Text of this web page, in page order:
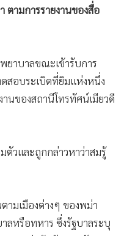
ตามการรายงานของสื่อ
ยาบาลขณะเข้ารับการ
สอบระเบิดที่ยิมแห่งหนึ่ง
านของสถานีโทรทัศน์เมียวดี
วและถูกกล่าวหาว่าสมรู้
ามเมืองต่างๆ ของพม่า
ลหรือทหาร ซึ่งรัฐบาลระบุ